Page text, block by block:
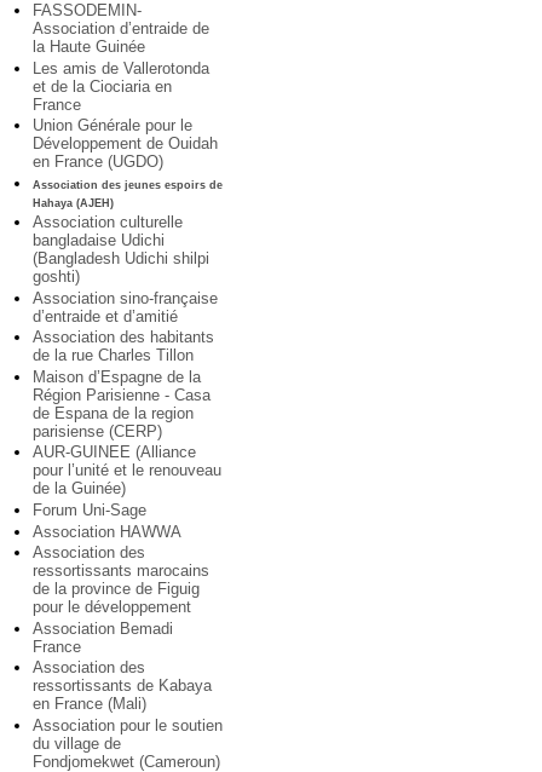
FASSODEMIN-
Association d’entraide de
la Haute Guinée
Les amis de Vallerotonda
et de la Ciociaria en
France
Union Générale pour le
Développement de Ouidah
en France (UGDO)
Association des jeunes espoirs de
Hahaya (AJEH)
Association culturelle
bangladaise Udichi
(Bangladesh Udichi shilpi
goshti)
Association sino-française
d’entraide et d’amitié
Association des habitants
de la rue Charles Tillon
Maison d’Espagne de la
Région Parisienne - Casa
de Espana de la region
parisiense (CERP)
AUR-GUINEE (Alliance
pour l’unité et le renouveau
de la Guinée)
Forum Uni-Sage
Association HAWWA
Association des
ressortissants marocains
de la province de Figuig
pour le développement
Association Bemadi
France
Association des
ressortissants de Kabaya
en France (Mali)
Association pour le soutien
du village de
Fondjomekwet (Cameroun)